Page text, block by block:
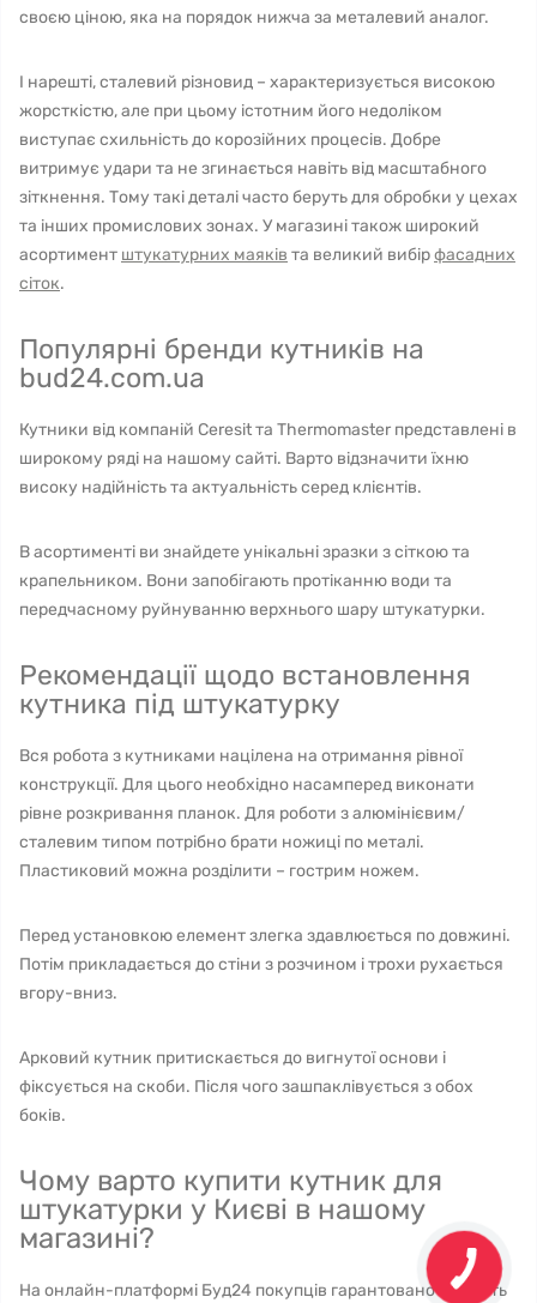
своєю ціною, яка на порядок нижча за металевий аналог.
І нарешті, сталевий різновид – характеризується високою
жорсткістю, але при цьому істотним його недоліком
виступає схильність до корозійних процесів. Добре
витримує удари та не згинається навіть від масштабного
зіткнення. Тому такі деталі часто беруть для обробки у цехах
та інших промислових зонах. У магазині також широкий
асортимент штукатурних маяків та великий вибірфасадних
сіток.
Популярні бренди кутників на
bud24.com.ua
Кутники від компаній Ceresit та Thermomaster представлені в
широкому ряді на нашому сайті. Варто відзначити їхню
високу надійність та актуальність серед клієнтів.
В асортименті ви знайдете унікальні зразки з сіткою та
крапельником. Вони запобігають протіканню води та
передчасному руйнуванню верхнього шару штукатурки.
Рекомендації щодо встановлення
кутника під штукатурку
Вся робота з кутниками націлена на отримання рівної
конструкції. Для цього необхідно насамперед виконати
рівне розкривання планок. Для роботи з алюмінієвим/
сталевим типом потрібно брати ножиці по металі.
Пластиковий можна розділити – гострим ножем.
Перед установкою елемент злегка здавлюється по довжині.
Потім прикладається до стіни з розчином і трохи рухається
вгору-вниз.
Арковий кутник притискається до вигнутої основи і
фіксується на скоби. Після чого зашпаклівується з обох
боків.
Чому варто купити кутник для
штукатурки у Києві в нашому
магазині?
На онлайн-платформі Буд24 покупців гарантовано чекають